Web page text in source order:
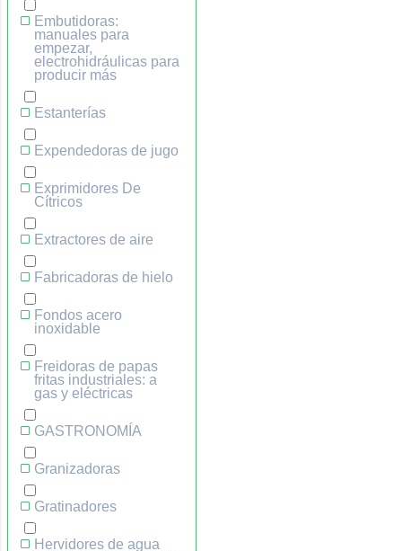
Embutidoras:
manuales para
empezar,
electrohidráulicas para
producir más
Estanterías
Expendedoras de jugo
Exprimidores De
Cítricos
Extractores de aire
Fabricadoras de hielo
Fondos acero
inoxidable
Freidoras de papas
fritas industriales: a
gas y eléctricas
GASTRONOMÍA
Granizadoras
Gratinadores
Hervidores de agua